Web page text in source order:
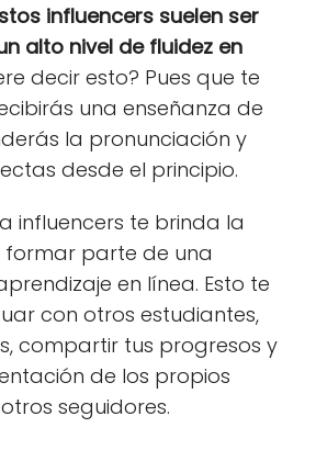
influencers suelen ser
alto nivel de fluidez en
decir esto? Pues que te
una enseñanza de
la pronunciación y
desde el principio.
influencers te brinda la
parte de una
en línea. Esto te
con otros estudiantes,
compartir tus progresos y
de los propios
seguidores.